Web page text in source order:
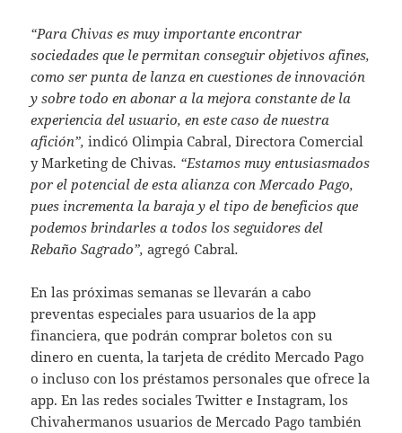
“Para Chivas es muy importante encontrar
sociedades que le permitan conseguir objetivos afines,
como ser punta de lanza en cuestiones de innovación
y sobre todo en abonar a la mejora constante de la
experiencia del usuario, en este caso de nuestra
afición”,indicó Olimpia Cabral, Directora Comercial
y Marketing de Chivas. “Estamos muy entusiasmados
por el potencial de esta alianza con Mercado Pago,
pues incrementa la baraja y el tipo de beneficios que
podemos brindarles a todos los seguidores del
Rebaño Sagrado”, agregó Cabral.
En las próximas semanas se llevarán a cabo
preventas especiales para usuarios de la app
financiera, que podrán comprar boletos con su
dinero en cuenta, la tarjeta de crédito Mercado Pago
o incluso con los préstamos personales que ofrece la
app. En las redes sociales Twitter e Instagram, los
Chivahermanos usuarios de Mercado Pago también